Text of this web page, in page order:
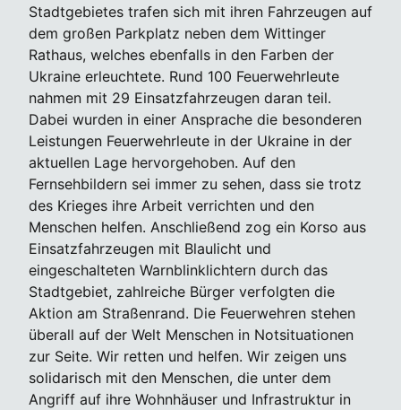
Stadtgebietes trafen sich mit ihren Fahrzeugen auf
dem großen Parkplatz neben dem Wittinger
Rathaus, welches ebenfalls in den Farben der
Ukraine erleuchtete. Rund 100 Feuerwehrleute
nahmen mit 29 Einsatzfahrzeugen daran teil.
Dabei wurden in einer Ansprache die besonderen
Leistungen Feuerwehrleute in der Ukraine in der
aktuellen Lage hervorgehoben. Auf den
Fernsehbildern sei immer zu sehen, dass sie trotz
des Krieges ihre Arbeit verrichten und den
Menschen helfen. Anschließend zog ein Korso aus
Einsatzfahrzeugen mit Blaulicht und
eingeschalteten Warnblinklichtern durch das
Stadtgebiet, zahlreiche Bürger verfolgten die
Aktion am Straßenrand. Die Feuerwehren stehen
überall auf der Welt Menschen in Notsituationen
zur Seite. Wir retten und helfen. Wir zeigen uns
solidarisch mit den Menschen, die unter dem
Angriff auf ihre Wohnhäuser und Infrastruktur in